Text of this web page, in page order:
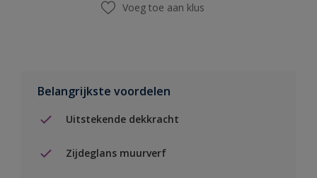
Voeg toe aan klus
Belangrijkste voordelen
Uitstekende dekkracht
Zijdeglans muurverf